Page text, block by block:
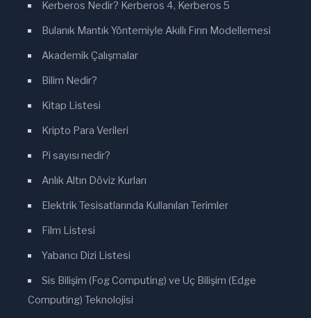
Kerberos Nedir? Kerberos 4, Kerberos 5
Bulanık Mantık Yöntemiyle Akıllı Fırın Modellemesi
Akademik Çalışmalar
Bilim Nedir?
Kitap Listesi
Kripto Para Verileri
Pi sayısı nedir?
Anlık Altın Döviz Kurları
Elektrik Tesisatlarında Kullanılan Terimler
Film Listesi
Yabancı Dizi Listesi
Sis Bilişim (Fog Computing) ve Uç Bilişim (Edge
Computing) Teknolojisi